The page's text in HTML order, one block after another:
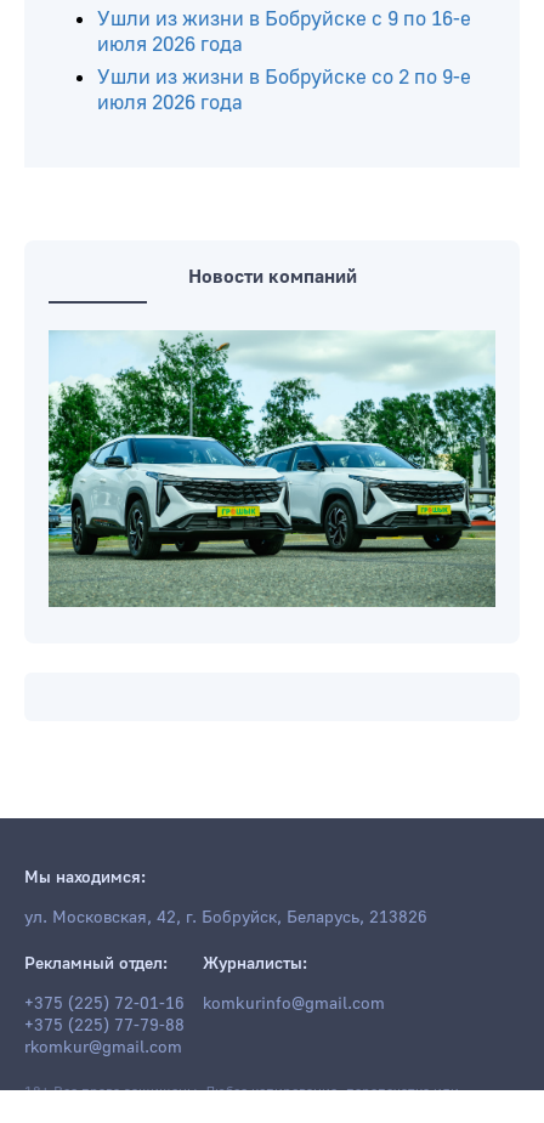
Ушли из жизни в Бобруйске с 9 по 16-е
июля 2026 года
Ушли из жизни в Бобруйске со 2 по 9-е
июля 2026 года
Новости компаний
Мы находимся:
ул. Московская, 42, г. Бобруйск, Беларусь, 213826
Рекламный отдел:
+375 (225) 72-01-16
+375 (225) 77-79-88
rkomkur@gmail.com
Журналисты:
komkurinfo@gmail.com
18+ Все права защищены. Любое копирование, перепечатка или